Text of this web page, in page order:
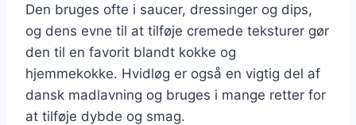
Den bruges ofte i saucer, dressinger og dips,
og dens evne til at tilføje cremede teksturer gør
den til en favorit blandt kokke og
hjemmekokke. Hvidløg er også en vigtig del af
dansk madlavning og bruges i mange retter for
at tilføje dybde og smag.